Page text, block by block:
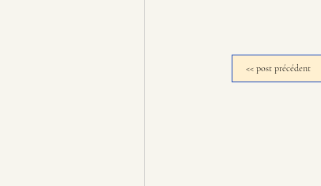
<< post précédent